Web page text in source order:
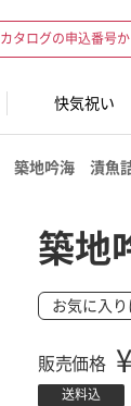
カタログの申込番号
快気祝い
築地吟海 漬魚詰
築地
お気に入
販売価格 ¥
送料込